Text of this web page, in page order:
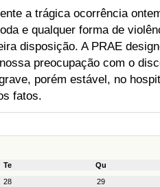
a trágica ocorrência
e qualquer forma de
disposição. A PRAE
preocupação com o
porém estável, no
fatos.
Te
Qu
28
29